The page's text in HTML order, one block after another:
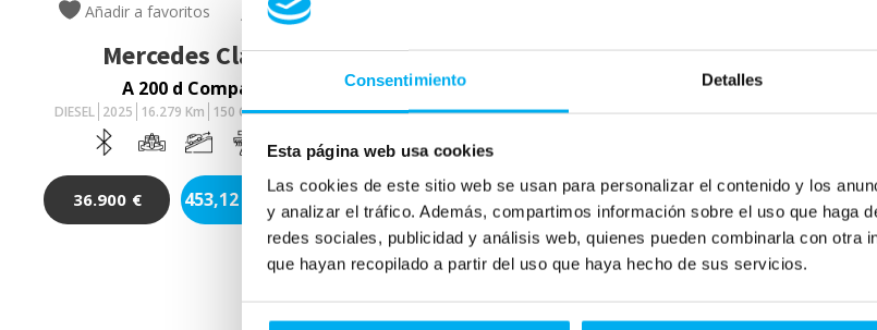
Consentimiento Detalles
Esta página web usa cookies
Las cookies de este sitio web se usan para personalizar el contenido y los
y analizar el tráfico. Además, compartimos información sobre el uso que haga
redes sociales, publicidad y análisis web, quienes pueden combinarla con otra
que hayan recopilado a partir del uso que haya hecho de sus servicios.
Añadir a favoritos Comparar
Mercedes Clase A
A 200 d Compacto
DIESEL 2025 16.279 Km 150 Cv AUTOMÁTICO
36.900 € 453,12 €/mes